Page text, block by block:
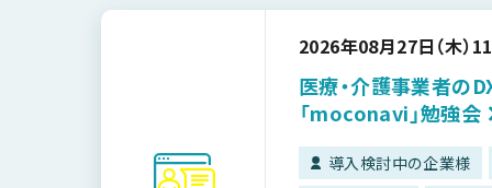
2026年08月27日（木）
医療・介護事業者の
「moconavi」勉強会
導入検討中の企業様